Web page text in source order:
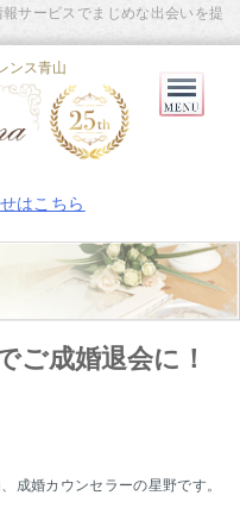
ンス青山
サービスでまじめな出会いを提
はこちら
ご成婚退会に！
成婚カウンセラーの星野です。